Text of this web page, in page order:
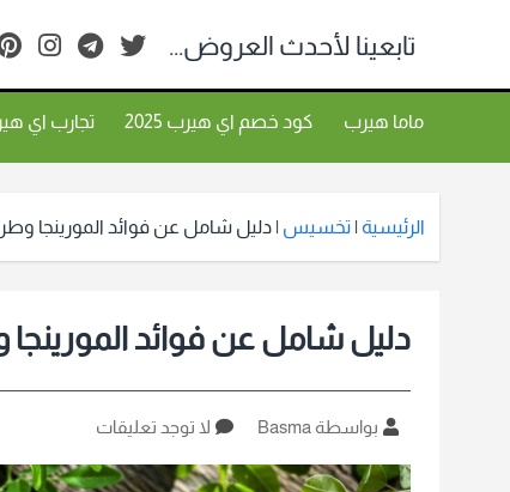
تابعينا لأحدث العروض...
ماما هيرب كود خصم اي هيرب 2025 تجارب اي
الرئيسية |تخسيس |دليل شامل عن فوائد المورينجا
دليل شامل عن فوائد
كاتب
بواسطة Basma لا توجد تعليقات
شامل